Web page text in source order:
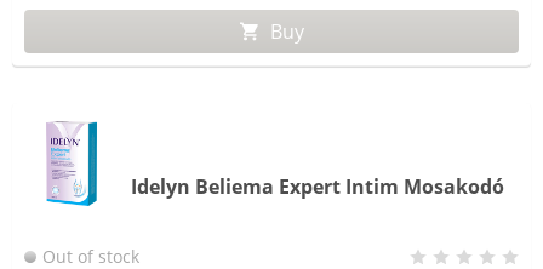
Buy
Idelyn Beliema Expert Intim Mosakodó
Out of stock